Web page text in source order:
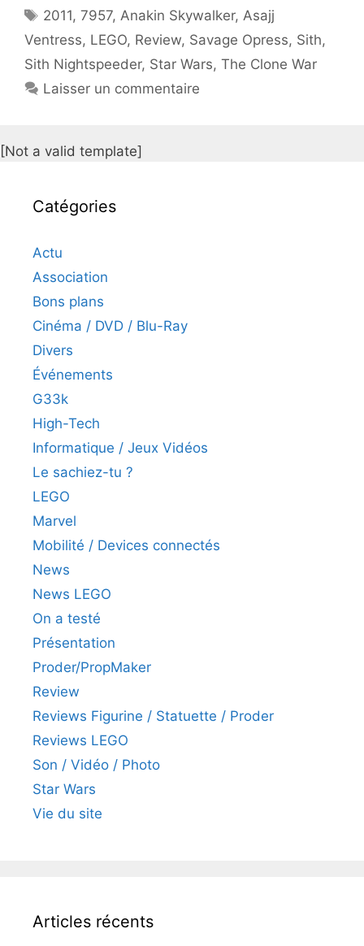
Étiquettes
2011,7957, Anakin Skywalker, Asajj
Ventress, LEGO, Review, Savage Opress, Sith,
Sith Nightspeeder, Star Wars, The Clone War
Laisser un commentaire
[Not a valid template]
Catégories
Actu
Association
Bons plans
Cinéma / DVD / Blu-Ray
Divers
Événements
G33k
High-Tech
Informatique / Jeux Vidéos
Le sachiez-tu ?
LEGO
Marvel
Mobilité / Devices connectés
News
News LEGO
On a testé
Présentation
Proder/PropMaker
Review
Reviews Figurine / Statuette / Proder
Reviews LEGO
Son / Vidéo / Photo
Star Wars
Vie du site
Articles récents